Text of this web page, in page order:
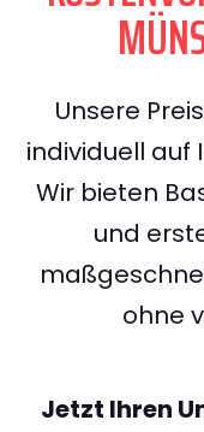
Unsere
individuell auf
Wir bieten
und
ohne
Jetzt Ihren